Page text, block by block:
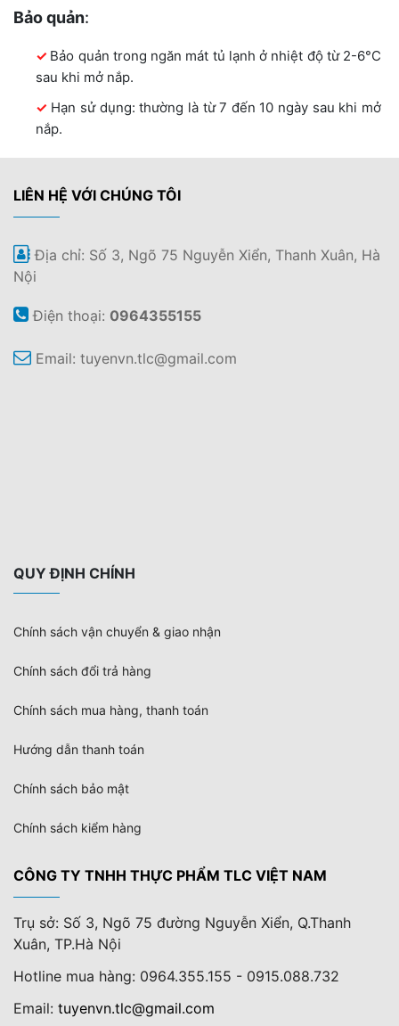
Bảo quản:
Bảo quản trong ngăn mát tủ lạnh ở nhiệt độ từ 2-6°C
sau khi mở nắp.
Hạn sử dụng: thường là từ 7 đến 10 ngày sau khi mở
nắp.
LIÊN HỆ VỚI CHÚNG TÔI
Địa chỉ: Số 3, Ngõ 75 Nguyễn Xiển, Thanh Xuân, Hà
Nội
Điện thoại: 0964355155
Email: tuyenvn.tlc@gmail.com
QUY ĐỊNH CHÍNH
Chính sách vận chuyển & giao nhận
Chính sách đổi trả hàng
Chính sách mua hàng, thanh toán
Hướng dẫn thanh toán
Chính sách bảo mật
Chính sách kiểm hàng
CÔNG TY TNHH THỰC PHẨM TLC VIỆT NAM
Trụ sở: Số 3, Ngõ 75 đường Nguyễn Xiển, Q.Thanh
Xuân, TP.Hà Nội
Hotline mua hàng: 0964.355.155 - 0915.088.732
Email: tuyenvn.tlc@gmail.com